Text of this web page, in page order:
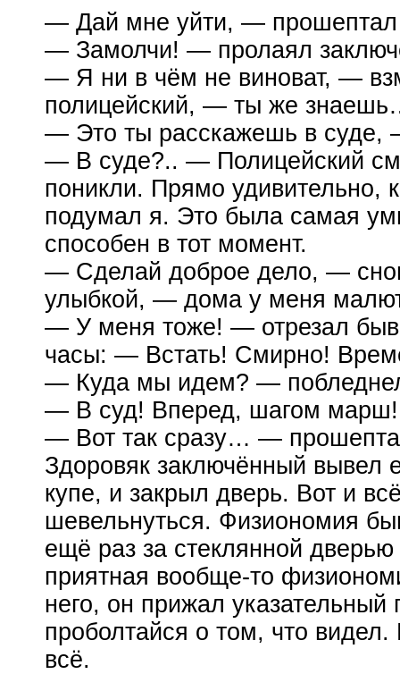
— Дай мне уйти, —
— Замолчи! — пролаял
— Я ни в чём не виноват, —
полицейский, — ты же
— Это ты расскажешь в суде,
— В суде?.. — Полицейский
поникли. Прямо удивительно,
подумал я. Это была самая
способен в тот момент.
— Сделай доброе дело, —
улыбкой, — дома у меня
— У меня тоже! — отрезал
часы: — Встать! Смирно!
— Куда мы идем? —
— В суд! Вперед, шагом
— Вот так сразу… —
Здоровяк заключённый вывел
купе, и закрыл дверь. Вот и
шевельнуться. Физиономия
ещё раз за стеклянной
приятная вообще-то
него, он прижал
проболтайся о том, что
всё.